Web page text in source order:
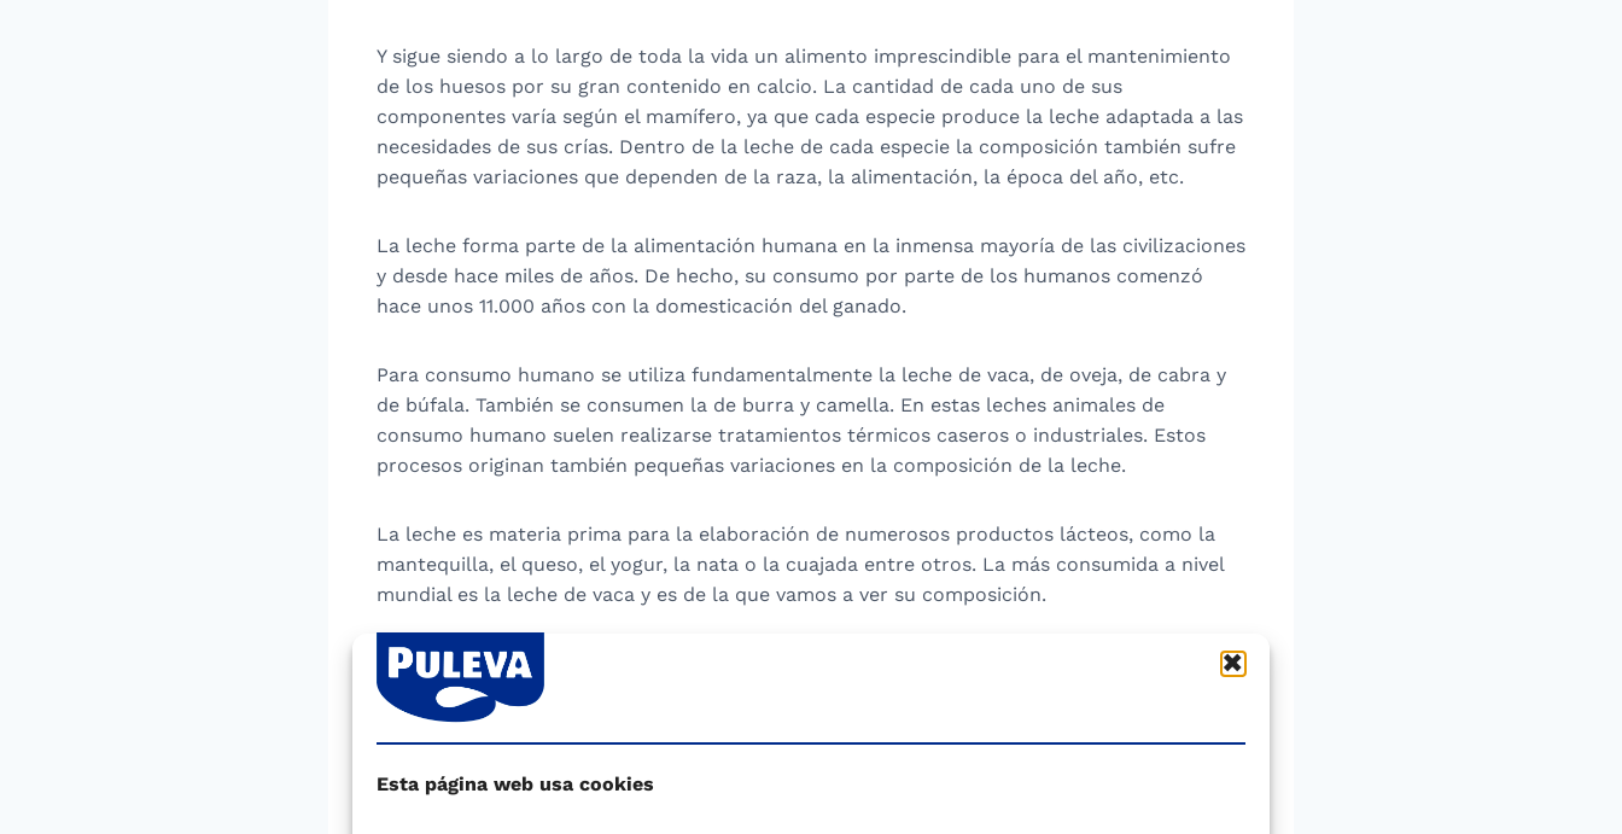
Esta página web usa cookies
Y sigue siendo a lo largo de toda la vida un alimento imprescindible para el mantenimiento
de los huesos por su gran contenido en calcio. La cantidad de cada uno de sus
componentes varía según el mamífero, ya que cada especie produce la leche adaptada a las
necesidades de sus crías. Dentro de la leche de cada especie la composición también sufre
pequeñas variaciones que dependen de la raza, la alimentación, la época del año, etc.
La leche forma parte de la alimentación humana en la inmensa mayoría de las civilizaciones
y desde hace miles de años. De hecho, su consumo por parte de los humanos comenzó
hace unos 11.000 años con la domesticación del ganado.
Para consumo humano se utiliza fundamentalmente la leche de vaca, de oveja, de cabra y
de búfala. También se consumen la de burra y camella. En estas leches animales de
consumo humano suelen realizarse tratamientos térmicos caseros o industriales. Estos
procesos originan también pequeñas variaciones en la composición de la leche.
La leche es materia prima para la elaboración de numerosos productos lácteos, como la
mantequilla, el queso, el yogur, la nata o la cuajada entre otros. La más consumida a nivel
mundial es la leche de vaca y es de la que vamos a ver su composición.
Agua
Es el componente mayoritario de la leche constituyendo un 68-91%. En ella se contienen
las vitaminas hidrosolubles, la lactosa y algunas sales minerales.